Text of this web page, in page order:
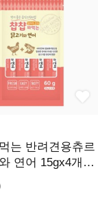
는 반려견용츄르
연어 15gx4개입